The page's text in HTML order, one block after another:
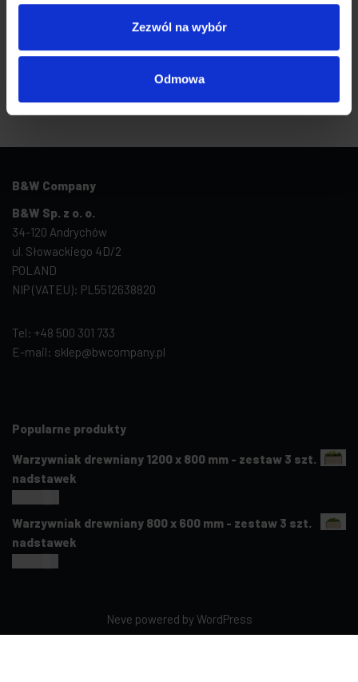
Zezwól na wybór
Odmowa
B&W Company
B&W Sp. z o. o.
34-120 Andrychów
ul. Słowackiego 4D/2
POLAND
NIP (VATEU): PL5512638820
Tel: +48 500 301 733
E-mail: sklep@bwcompany.pl
Popularne produkty
Warzywniak drewniany 1200 x 800 mm - zestaw 3 szt.
nadstawek
Warzywniak drewniany 800 x 600 mm - zestaw 3 szt.
nadstawek
Neve powered byWordPress